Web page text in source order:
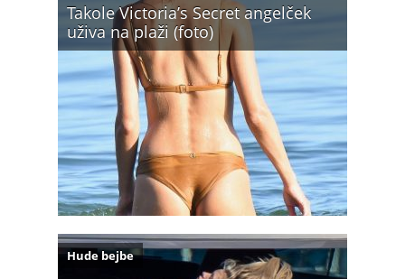
Takole Victoria’s Secret angelček
uživa na plaži (foto)
Hude bejbe